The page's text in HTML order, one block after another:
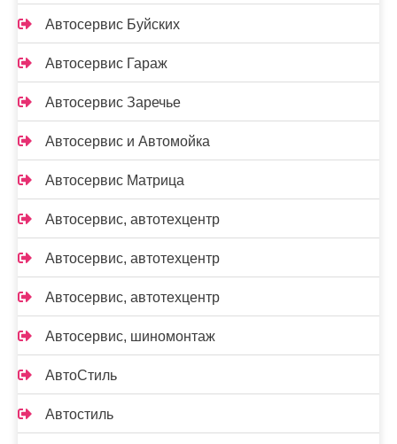
Автосервис Буйских
Автосервис Гараж
Автосервис Заречье
Автосервис и Автомойка
Автосервис Матрица
Автосервис, автотехцентр
Автосервис, автотехцентр
Автосервис, автотехцентр
Автосервис, шиномонтаж
АвтоСтиль
Автостиль